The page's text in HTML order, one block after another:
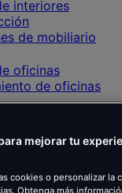
interiores
de mobiliario
oficinas
de oficinas
noticias
mejorar tu
cookies o personalizar la
Obtenga más